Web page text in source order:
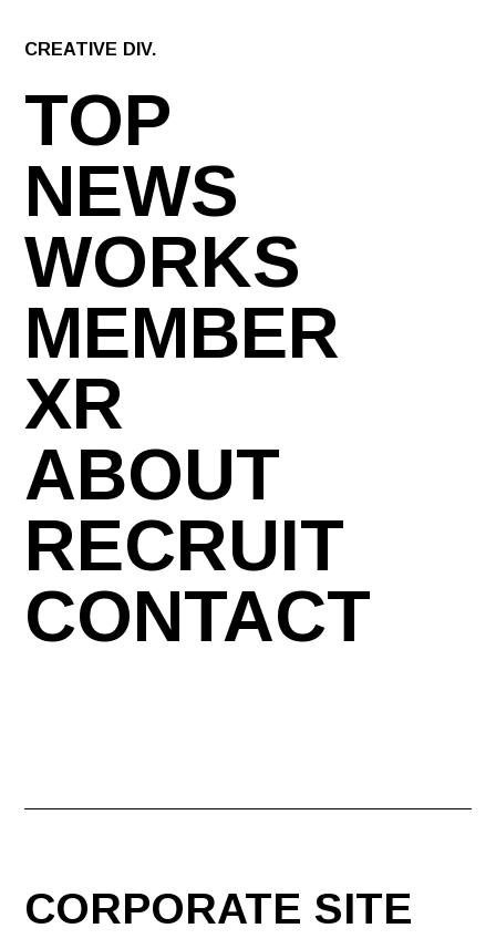
CREATIVE DIV.
TOP
NEWS
WORKS
MEMBER
XR
ABOUT
RECRUIT
CONTACT
CORPORATE SITE